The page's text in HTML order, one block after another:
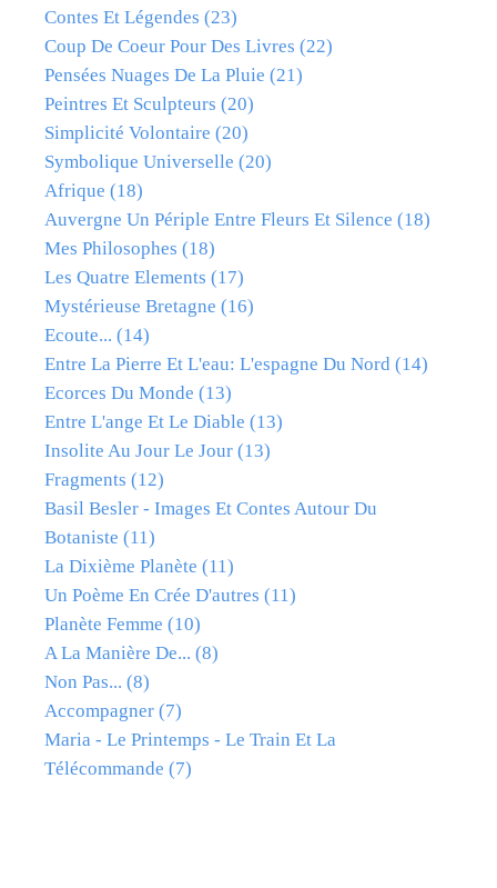
Contes Et Légendes (23)
Coup De Coeur Pour Des Livres (22)
Pensées Nuages De La Pluie (21)
Peintres Et Sculpteurs (20)
Simplicité Volontaire (20)
Symbolique Universelle (20)
Afrique (18)
Auvergne Un Périple Entre Fleurs Et Silence (18)
Mes Philosophes (18)
Les Quatre Elements (17)
Mystérieuse Bretagne (16)
Ecoute... (14)
Entre La Pierre Et L'eau: L'espagne Du Nord (14)
Ecorces Du Monde (13)
Entre L'ange Et Le Diable (13)
Insolite Au Jour Le Jour (13)
Fragments (12)
Basil Besler - Images Et Contes Autour Du
Botaniste (11)
La Dixième Planète (11)
Un Poème En Crée D'autres (11)
Planète Femme (10)
A La Manière De... (8)
Non Pas... (8)
Accompagner (7)
Maria - Le Printemps - Le Train Et La
Télécommande (7)